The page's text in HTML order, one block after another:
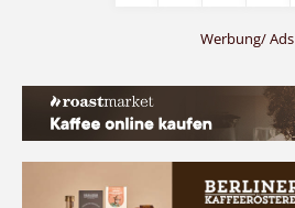
Beiträge
Werbung/ Ads